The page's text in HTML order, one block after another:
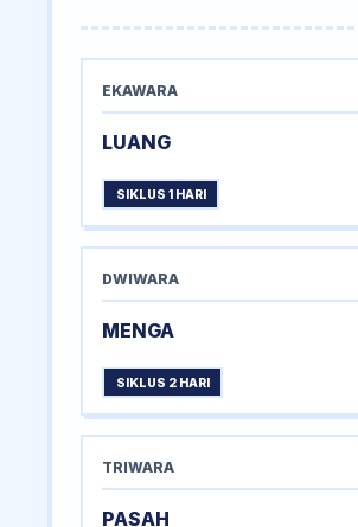
EKAWARA
LUANG
SIKLUS 1 HARI
DWIWARA
MENGA
SIKLUS 2 HARI
TRIWARA
PASAH